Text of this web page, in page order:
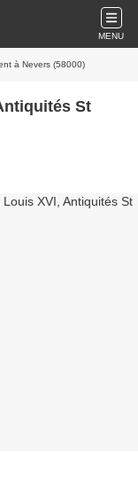
MENU
à Nevers (58000)
St